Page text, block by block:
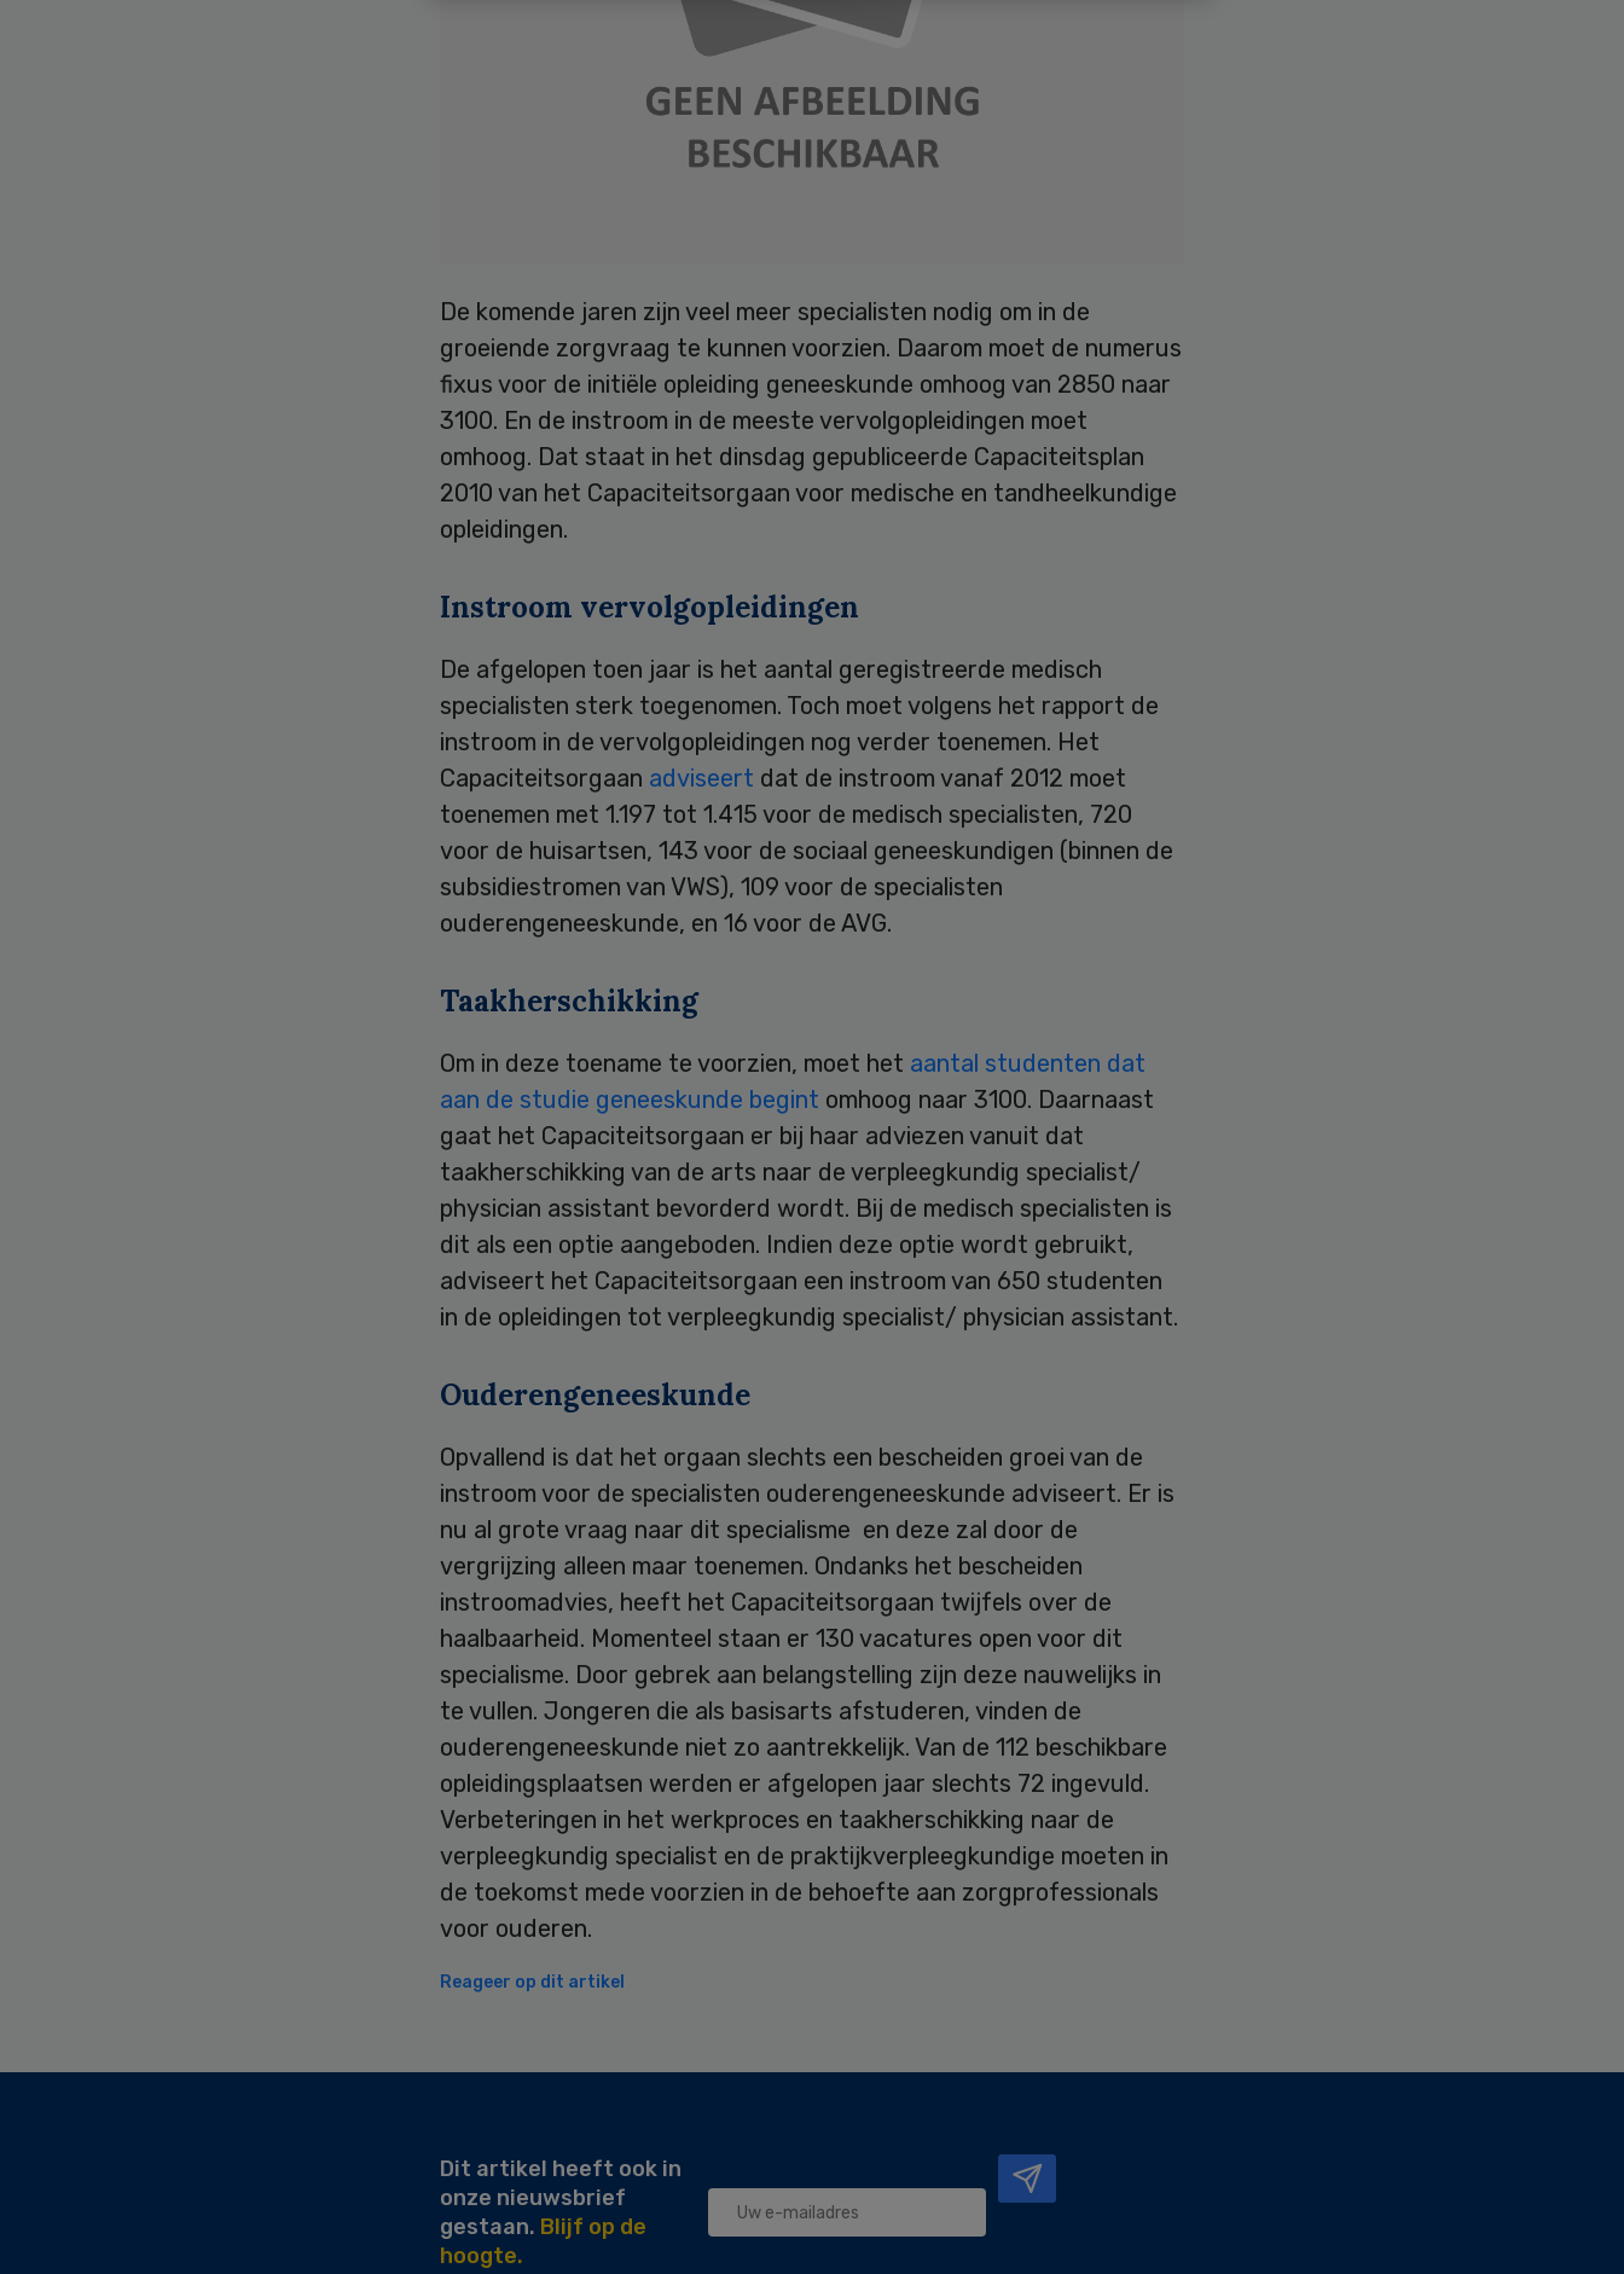
De komende jaren zijn veel meer specialisten nodig om in de
groeiende zorgvraag te kunnen voorzien. Daarom moet de numerus
fixus voor de initiële opleiding geneeskunde omhoog van 2850 naar
3100. En de instroom in de meeste vervolgopleidingen moet
omhoog. Dat staat in het dinsdag gepubliceerde Capaciteitsplan
2010 van het Capaciteitsorgaan voor medische en tandheelkundige
opleidingen.
Instroom vervolgopleidingen
De afgelopen toen jaar is het aantal geregistreerde medisch
specialisten sterk toegenomen. Toch moet volgens het rapport de
instroom in de vervolgopleidingen nog verder toenemen. Het
Capaciteitsorgaan adviseert dat de instroom vanaf 2012 moet
toenemen met 1.197 tot 1.415 voor de medisch specialisten, 720
voor de huisartsen, 143 voor de sociaal geneeskundigen (binnen de
subsidiestromen van VWS), 109 voor de specialisten
ouderengeneeskunde, en 16 voor de AVG.
Taakherschikking
Om in deze toename te voorzien, moet het aantal studenten dat
aan de studie geneeskunde begint omhoog naar 3100. Daarnaast
gaat het Capaciteitsorgaan er bij haar adviezen vanuit dat
taakherschikking van de arts naar de verpleegkundig specialist/
physician assistant bevorderd wordt. Bij de medisch specialisten is
dit als een optie aangeboden. Indien deze optie wordt gebruikt,
adviseert het Capaciteitsorgaan een instroom van 650 studenten
in de opleidingen tot verpleegkundig specialist/ physician assistant.
Ouderengeneeskunde
Opvallend is dat het orgaan slechts een bescheiden groei van de
instroom voor de specialisten ouderengeneeskunde adviseert. Er is
nu al grote vraag naar dit specialisme en deze zal door de
vergrijzing alleen maar toenemen. Ondanks het bescheiden
instroomadvies, heeft het Capaciteitsorgaan twijfels over de
haalbaarheid. Momenteel staan er 130 vacatures open voor dit
specialisme. Door gebrek aan belangstelling zijn deze nauwelijks in
te vullen. Jongeren die als basisarts afstuderen, vinden de
ouderengeneeskunde niet zo aantrekkelijk. Van de 112 beschikbare
opleidingsplaatsen werden er afgelopen jaar slechts 72 ingevuld.
Verbeteringen in het werkproces en taakherschikking naar de
verpleegkundig specialist en de praktijkverpleegkundige moeten in
de toekomst mede voorzien in de behoefte aan zorgprofessionals
voor ouderen.
Reageer op dit artikel
Secondary
Dit artikel heeft ook in
onze nieuwsbrief
gestaan. Blijf op de
hoogte.